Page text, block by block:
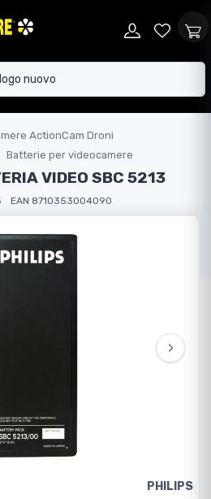
ActionCam Droni
Batterie per videocamere
VIDEO SBC 5213
EAN 8710353004090
›
PHILIPS